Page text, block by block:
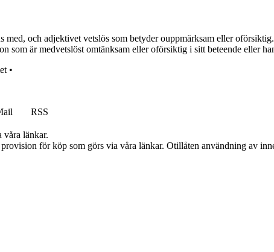
och adjektivet vetslös som betyder ouppmärksam eller
som är medvetslöst omtänksam eller oförsiktig i sitt beteende eller
•
RSS
våra länkar.
för köp som görs via våra länkar. Otillåten användning av